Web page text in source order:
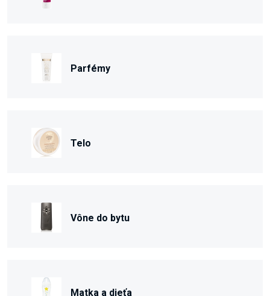
Parfémy
Telo
Vône do bytu
Matka a dieťa